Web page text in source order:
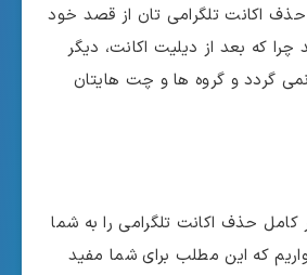
حذف اکانت تلگرامی تان از قصد خود
که بعد از دیلیت اکانت، دیگر
گردد و گروه ها و چت هایتان
کامل حذف اکانت تلگرامی را به شما
که این مطلب برای شما مفید